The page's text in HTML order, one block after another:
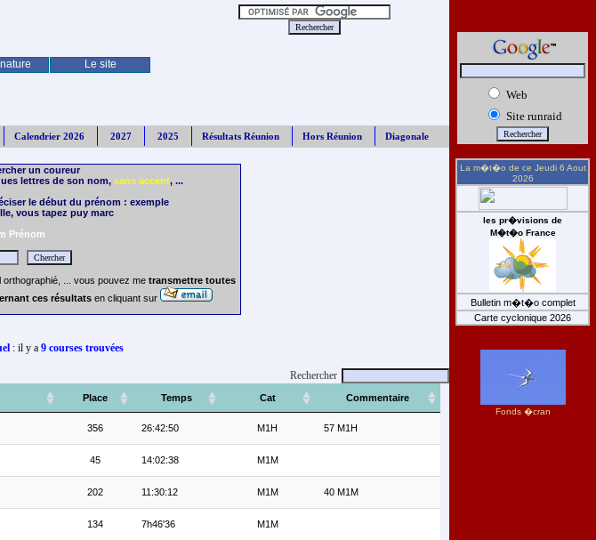
Le site
Calendrier 2026 2027 2025 Résultats Réunion Hors Réunion Diagonale
un coureur
lettres de son nom, sans accent, ...
le début du prénom : exemple
vous tapez puy marc
Prénom
... vous pouvez me transmettre toutes
ces résultats en cliquant sur
: il y a 9 courses trouvées
Rechercher
Place Temps Cat Commentaire
356 26:42:50 M1H 57 M1H
45 14:02:38 M1M
202 11:30:12 M1M 40 M1M
134 7h46'36 M1M
Web
Site runraid
La m�t�o de ce Jeudi 6 Aout
2026
les pr�visions de
M�t�o France
Bulletin m�t�o complet
Carte cyclonique 2026
Fonds �cran